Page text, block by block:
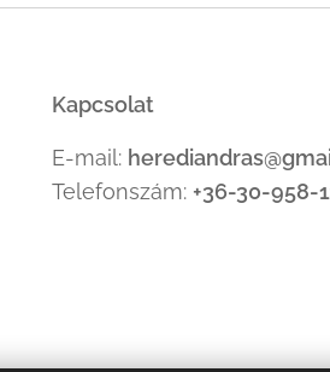
Kapcsolat
E-mail:
Telefonszám: +36-30-958-